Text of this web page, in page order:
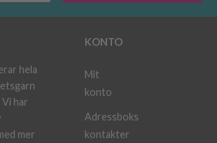
hela
har
mer
KONTO
Mit
konto
Adressboks
kontakter